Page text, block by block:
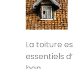
La toiture
essentiels